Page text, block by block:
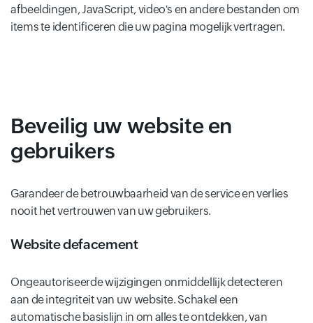
afbeeldingen, JavaScript, video's en andere bestanden om
items te identificeren die uw pagina mogelijk vertragen.
Beveilig uw website en
gebruikers
Garandeer de betrouwbaarheid van de service en verlies
nooit het vertrouwen van uw gebruikers.
Website defacement
Ongeautoriseerde wijzigingen onmiddellijk detecteren
aan de integriteit van uw website. Schakel een
automatische basislijn in om alles te ontdekken, van